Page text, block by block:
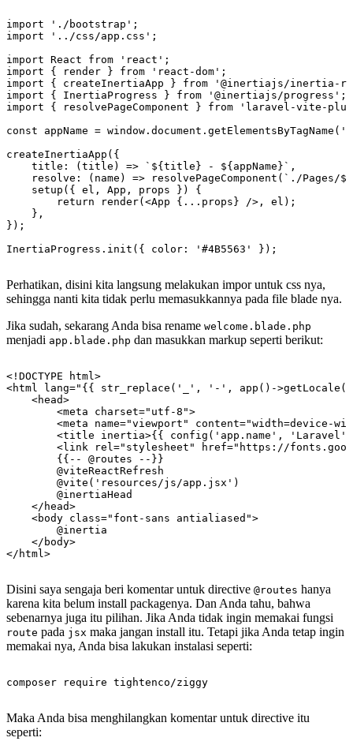
import './bootstrap';
import '../css/app.css';
import React from 'react';
import { render } from 'react-dom';
import { createInertiaApp } from '@inertiajs/inertia-
import { InertiaProgress } from '@inertiajs/progress';
import { resolvePageComponent } from 'laravel-vite-
const appName =
createInertiaApp({
    title: (title) => `${title} - ${appName}`,
resolve: (name) => resolvePageComponent(`./Pages/
    setup({ el, App, props }) {
        return render(<App {...props} />, el);
    },
});
Perhatikan, disini kita langsung melakukan impor untuk css nya,
sehingga nanti kita tidak perlu memasukkannya pada file blade nya.
Jika sudah, sekarang Anda bisa rename welcome.blade.php
menjadi app.blade.php dan masukkan markup seperti berikut:
<!DOCTYPE html>
<html lang="{{ str_replace('_', '-', app()-
    <head>
        <meta charset="utf-8">
<meta name="viewport" content="width=device-
<title inertia>{{ config('app.name',
<link rel="stylesheet" href="https://
        {{-- @routes --}}
        @viteReactRefresh
        @vite('resources/js/app.jsx')
        @inertiaHead
    </head>
    <body class="font-sans antialiased">
        @inertia
    </body>
Disini saya sengaja beri komentar untuk directive @routes hanya
karena kita belum install packagenya. Dan Anda tahu, bahwa
sebenarnya juga itu pilihan. Jika Anda tidak ingin memakai fungsi
route pada jsx maka jangan install itu. Tetapi jika Anda tetap ingin
memakai nya, Anda bisa lakukan instalasi seperti:
Maka Anda bisa menghilangkan komentar untuk directive itu
seperti: